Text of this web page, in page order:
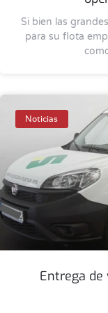
Si bien las
para su flota
Noticias
Entrega de